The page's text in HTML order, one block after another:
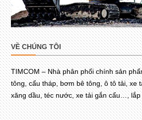
VỀ CHÚNG TÔI
TIMCOM – Nhà phân phối chính sản
tông, cẩu tháp, bơm bê tông, ô tô tải, xe
xăng dầu, téc nước, xe tải gắn cẩu…, lắp